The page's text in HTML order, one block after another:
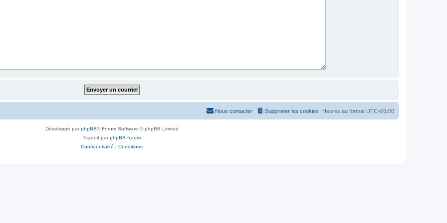
Heures au format UTC+01:00
Supprimer les cookies
Nous contacter
Développé parphpBB® Forum Software © phpBB Limited
Traduit parphpBB-fr.com
Confidentialité | Conditions